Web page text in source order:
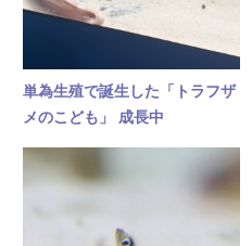
単為生殖で誕生した「トラフザ
メのこども」 成長中